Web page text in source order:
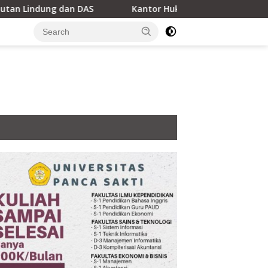
Kantor Hukum LEXPRO Resmi Berdiri di Jakarta